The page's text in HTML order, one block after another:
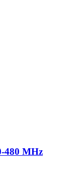
480 MHz